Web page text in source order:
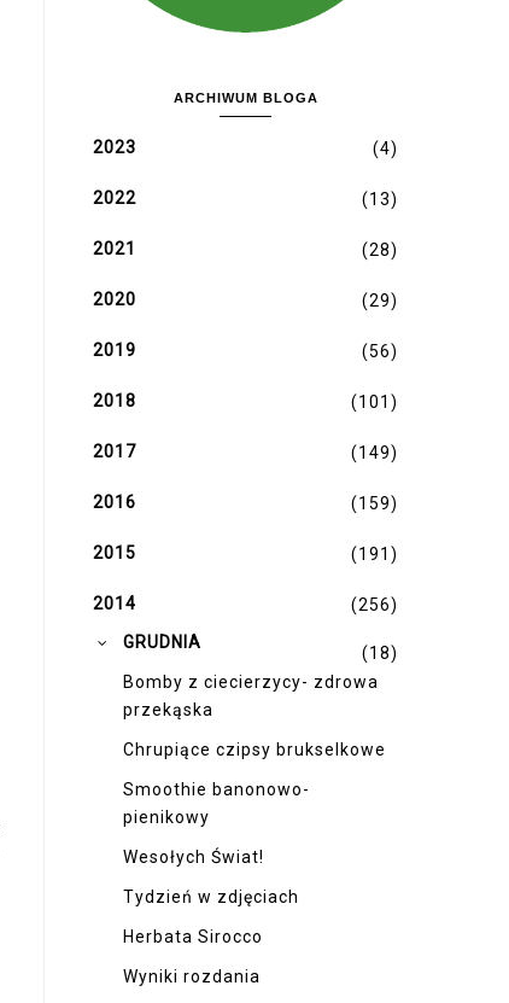
ARCHIWUM BLOGA
2023 (4)
2022 (13)
2021 (28)
2020 (29)
2019 (56)
2018 (101)
2017 (149)
2016 (159)
2015 (191)
2014
(256)
▼
GRUDNIA
(18)
Bomby z ciecierzycy- zdrowa
przekąska
Chrupiące czipsy brukselkowe
Smoothie banonowo-
pienikowy
Wesołych Świat!
Tydzień w zdjęciach
Herbata Sirocco
Wyniki rozdania